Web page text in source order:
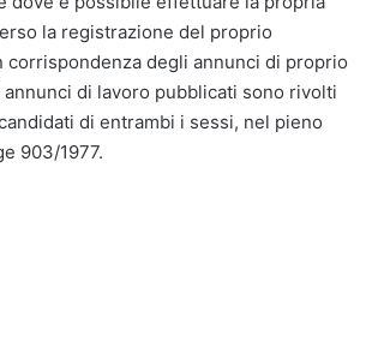
la registrazione del proprio
corrispondenza degli annunci di proprio
di lavoro pubblicati sono rivolti
di entrambi i sessi, nel pieno
903/1977.